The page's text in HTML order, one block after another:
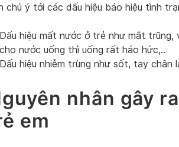
chú ý tới các dấu hiệu báo hiệu tình
Dấu hiệu mất nước ở trẻ như mắt trũng,
cho nước uống thì uống rất háo hức,..
Dấu hiệu nhiễm trùng như sốt, tay chân
nhân gây
em